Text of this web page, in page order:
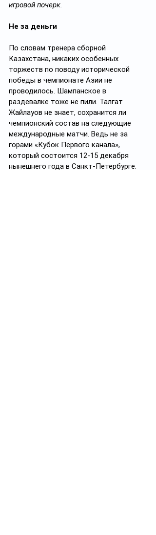
игровой почерк.
Не за деньги
По словам тренера сборной
Казахстана, никаких особенных
торжеств по поводу исторической
победы в чемпионате Азии не
проводилось. Шампанское в
раздевалке тоже не пили. Талгат
Жайлауов не знает, сохранится ли
чемпионский состав на следующие
международные матчи. Ведь не за
горами «Кубок Первого канала»,
который состоится 12-15 декабря
нынешнего года в Санкт-Петербурге.